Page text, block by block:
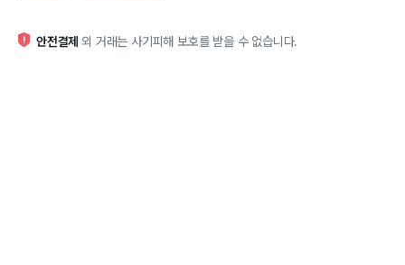
안전결제 외 거래는 사기피해 보호를 받을 수 없습니다.